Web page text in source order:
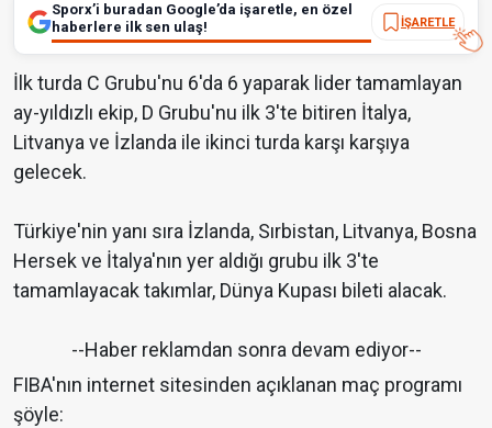
Sporx’i buradan Google’da işaretle, en özel
haberlere ilk sen ulaş!
İŞARETLE
İlk turda C Grubu'nu 6'da 6 yaparak lider tamamlayan
ay-yıldızlı ekip, D Grubu'nu ilk 3'te bitiren İtalya,
Litvanya ve İzlanda ile ikinci turda karşı karşıya
gelecek.
Türkiye'nin yanı sıra İzlanda, Sırbistan, Litvanya, Bosna
Hersek ve İtalya'nın yer aldığı grubu ilk 3'te
tamamlayacak takımlar, Dünya Kupası bileti alacak.
--Haber reklamdan sonra devam ediyor--
FIBA'nın internet sitesinden açıklanan maç programı
şöyle: